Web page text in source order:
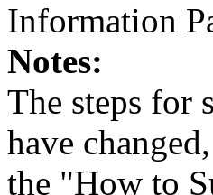
Information
Notes:
The steps for
have
the "How to